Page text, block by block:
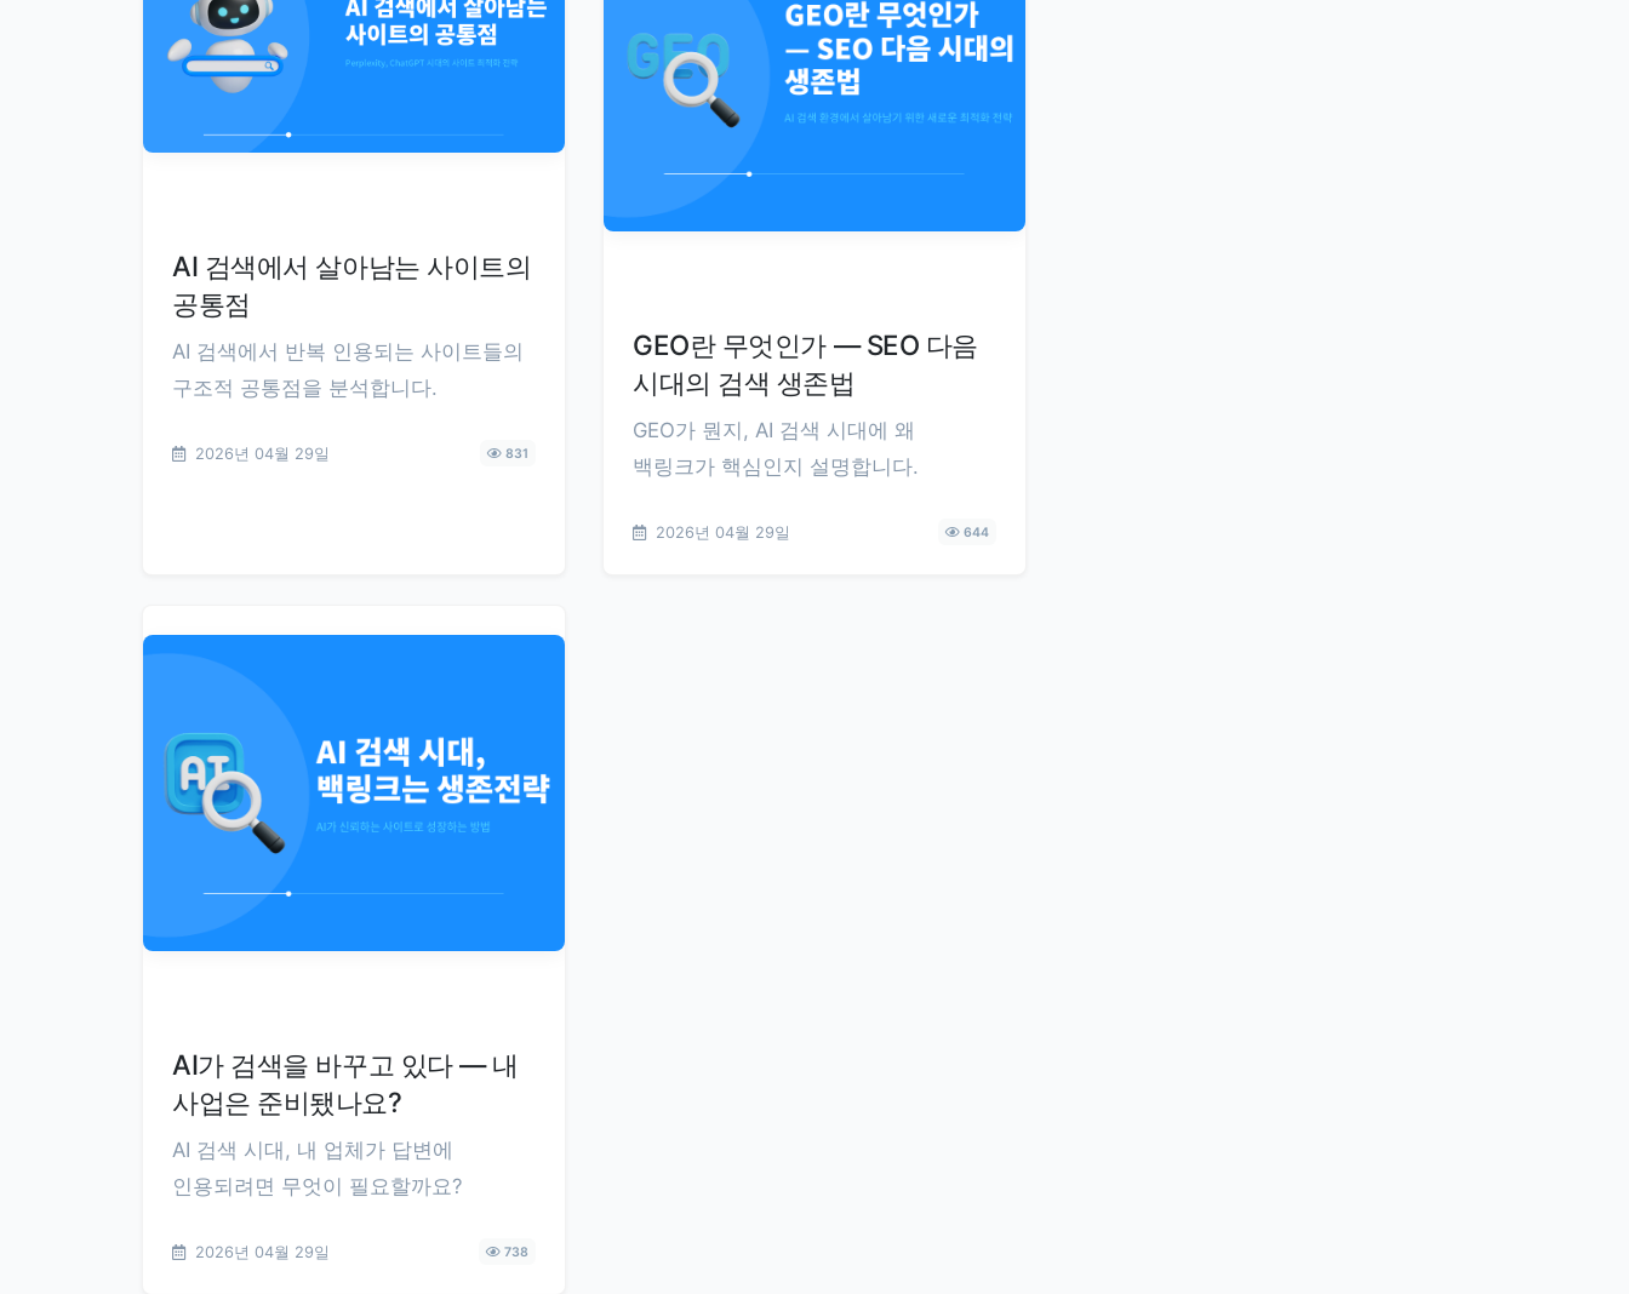
AI 검색에서 살아남는 사이트의
공통점
AI 검색에서 반복 인용되는 사이트들의
구조적 공통점을 분석합니다.
2026년 04월 29일 831
GEO란 무엇인가 — SEO 다음
시대의 검색 생존법
GEO가 뭔지, AI 검색 시대에 왜
백링크가 핵심인지 설명합니다.
2026년 04월 29일 644
AI가 검색을 바꾸고 있다 — 내
사업은 준비됐나요?
AI 검색 시대, 내 업체가 답변에
인용되려면 무엇이 필요할까요?
2026년 04월 29일 738